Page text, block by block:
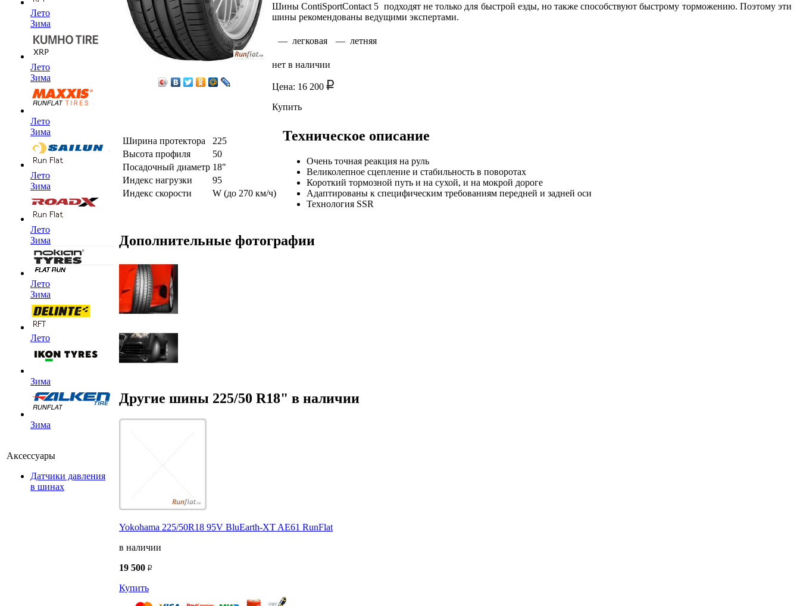
Лето
Зима
Лето
Зима
Лето
Зима
Лето
Зима
Лето
Зима
Лето
Зима
Лето
Зима
Зима
Аксессуары
Датчики давления
в шинах
Шины ContiSportContact 5 подходят не только для быстрой езды, но также способствуют быстрому торможению. Поэтому эти
шины рекомендованы ведущими экспертами.
— легковая — летняя
нет в наличии
Цена: 16 200
Купить
Ширина протектора
225
Высота профиля
50
Посадочный диаметр 18"
Индекс нагрузки
95
Индекс скорости
W (до 270 км/ч)
Техническое описание
Очень точная реакция на руль
Великолепное сцепление и стабильность в поворотах
Короткий тормозной путь и на сухой, и на мокрой дороге
Адаптированы к специфическим требованиям передней и задней оси
Технология SSR
Дополнительные фотографии
Другие шины 225/50 R18" в наличии
Yokohama 225/50R18 95V BluEarth-XT AE61 RunFlat
в наличии
19 500
Купить